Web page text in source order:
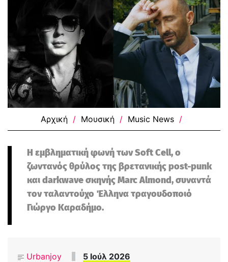
Αρχική / Μουσική / Music News /
Η εμβληματική φωνή των Soft Cell, ο
ζωντανός θρύλος της βρετανικής post-punk
και darkwave σκηνής Marc Almond, συναντά
τον ταλαντούχο Έλληνα τραγουδοποιό
Γιώργο Καραδήμο.
Urbanjoy 5 Ιούλ 2026